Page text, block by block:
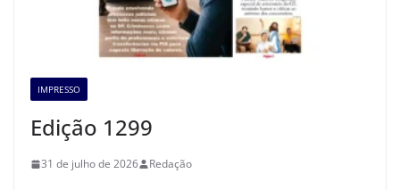
IMPRESSO
Edição 1299
31 de julho de 2026 Redação